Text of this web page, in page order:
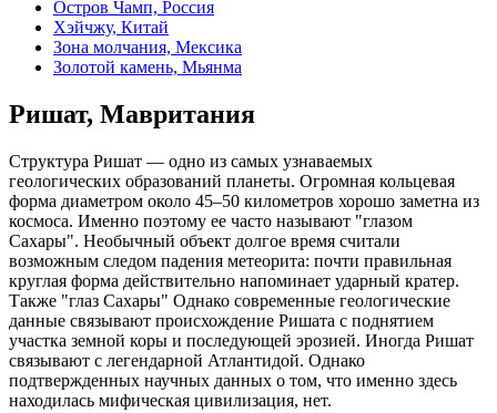
Остров Чамп, Россия
Хэйчжу, Китай
Зона молчания, Мексика
Золотой камень, Мьянма
Ришат, Мавритания
Структура Ришат — одно из самых узнаваемых
геологических образований планеты. Огромная кольцевая
форма диаметром около 45–50 километров хорошо заметна из
космоса. Именно поэтому ее часто называют "глазом
Сахары". Необычный объект долгое время считали
возможным следом падения метеорита: почти правильная
круглая форма действительно напоминает ударный кратер.
Также "глаз Сахары" Однако современные геологические
данные связывают происхождение Ришата с поднятием
участка земной коры и последующей эрозией. Иногда Ришат
связывают с легендарной Атлантидой. Однако
подтвержденных научных данных о том, что именно здесь
находилась мифическая цивилизация, нет.